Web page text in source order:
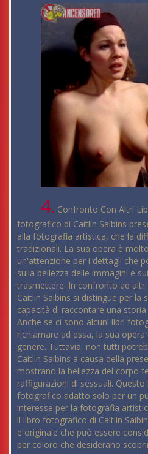
4. Confronto Con Altri
fotografico di Caitlin Saibins
alla fotografia artistica, che la
tradizionali. La sua opera è
un'attenzione per i dettagli che
sulla bellezza delle immagini e
trasmettere. In confronto ad
Caitlin Saibins si distingue per la
capacità di raccontare una
Anche se ci sono alcuni libri
richiamare ad essa, la sua
genere. Tuttavia, non tutti
Caitlin Saibins a causa della
mostrano la bellezza del corpo
raffigurazioni di sessuali.
fotografico adatto solo per un
interesse per la fotografia
il libro fotografico di Caitlin
e originale che può essere
per coloro che desiderano